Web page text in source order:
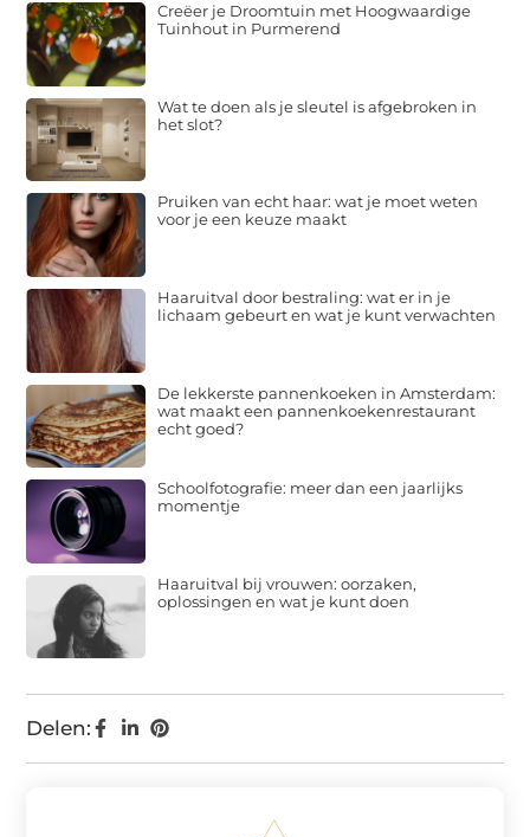
Delen:
Creëer je Droomtuin met Hoogwaardige
Tuinhout in Purmerend
Wat te doen als je sleutel is afgebroken in
het slot?
Pruiken van echt haar: wat je moet weten
voor je een keuze maakt
Haaruitval door bestraling: wat er in je
lichaam gebeurt en wat je kunt verwachten
De lekkerste pannenkoeken in Amsterdam:
wat maakt een pannenkoekenrestaurant
echt goed?
Schoolfotografie: meer dan een jaarlijks
momentje
Haaruitval bij vrouwen: oorzaken,
oplossingen en wat je kunt doen